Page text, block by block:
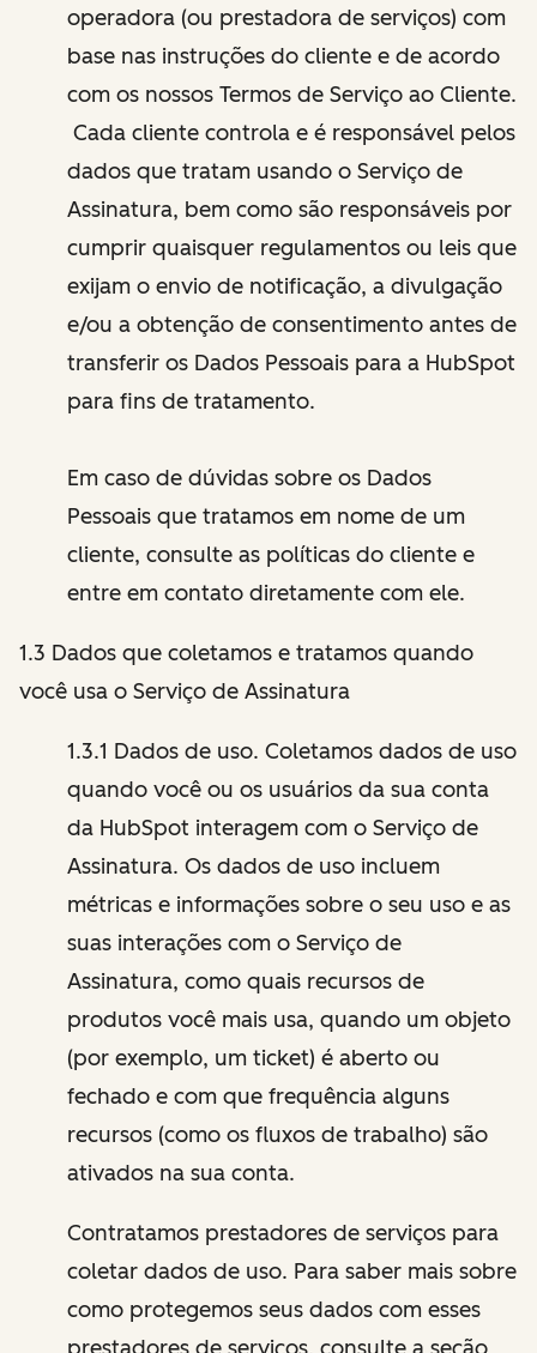
operadora (ou prestadora de serviços) com
base nas instruções do cliente e de acordo
com os nossos Termos de Serviço ao Cliente.
Cada cliente controla e é responsável pelos
dados que tratam usando o Serviço de
Assinatura, bem como são responsáveis por
cumprir quaisquer regulamentos ou leis que
exijam o envio de notificação, a divulgação
e/ou a obtenção de consentimento antes de
transferir os Dados Pessoais para a HubSpot
para fins de tratamento.
Em caso de dúvidas sobre os Dados
Pessoais que tratamos em nome de um
cliente, consulte as políticas do cliente e
entre em contato diretamente com ele.
1.3 Dados que coletamos e tratamos quando
você usa o Serviço de Assinatura
1.3.1 Dados de uso. Coletamos dados de uso
quando você ou os usuários da sua conta
da HubSpot interagem com o Serviço de
Assinatura. Os dados de uso incluem
métricas e informações sobre o seu uso e as
suas interações com o Serviço de
Assinatura, como quais recursos de
produtos você mais usa, quando um objeto
(por exemplo, um ticket) é aberto ou
fechado e com que frequência alguns
recursos (como os fluxos de trabalho) são
ativados na sua conta.
Contratamos prestadores de serviços para
coletar dados de uso. Para saber mais sobre
como protegemos seus dados com esses